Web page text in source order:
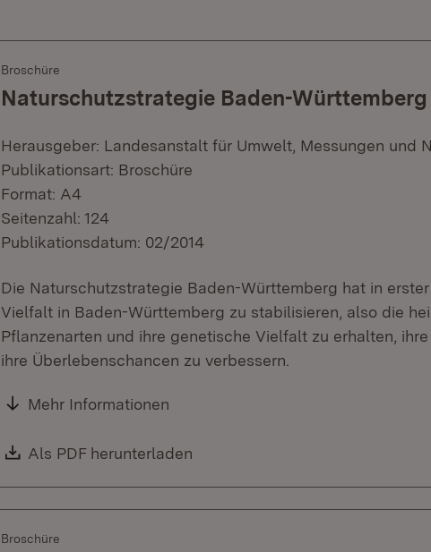
Broschüre
Naturschutzstrategie Baden-Württemberg
Herausgeber: Landesanstalt für Umwelt, Messungen und
Publikationsart: Broschüre
Format: A4
Seitenzahl: 124
Publikationsdatum: 02/2014
Die Naturschutzstrategie Baden-Württemberg hat in
Vielfalt in Baden-Württemberg zu stabilisieren, also die
Pflanzenarten und ihre genetische Vielfalt zu erhalten,
ihre Überlebenschancen zu verbessern.
Mehr Informationen
Download:
Als PDF herunterladen
Broschüre